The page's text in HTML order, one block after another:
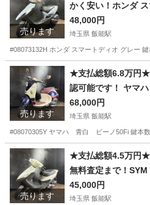
売ります
かく安い！ホンダ
気のスマート！４ス
品！おしゃれな車両！
48,000円
埼玉県 飯能駅
#08073132H ホンダ スマートディオ グレー
埼玉 飯能市 飯能駅 ホンダ
売ります
★支払総額6.8万円★
認可能です！ ヤマ
4ストインジェクシ
新品！ サイスタ付き
68,000円
埼玉県 飯能駅
#08070305Y ヤマハ 青白 ビーノ50Fi 鍵本
埼玉 飯能市 飯能駅 ヤマハ
売ります
★支払総額4.5万円★
無料査定まで！
ト、集中キー！ サ
ブレーキ！
45,000円
埼玉県 飯能駅